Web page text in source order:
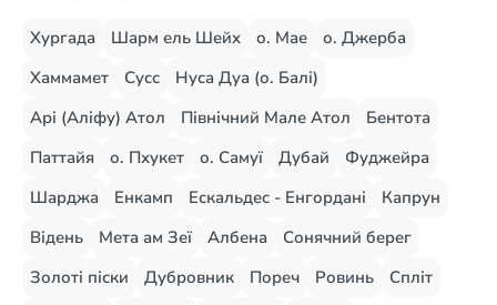
Хургада Шарм ель Шейх о. Мае
о. Джерба
Хаммамет
Сусс
Нуса Дуа (о. Балі)
Арі (Аліфу) Атол
Північний Мале Атол
Бентота
Паттайя
о. Пхукет о. Самуї Дубай
Фуджейра
Шарджа
Енкамп Ескальдес - Енгордані
Капрун
Відень
Мета ам Зеї Албена
Сонячний берег
Золоті піски
Дубровник Пореч Ровинь
Спліт